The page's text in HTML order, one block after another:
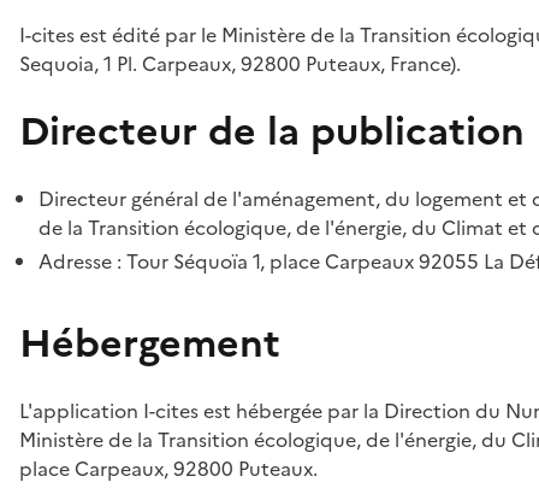
I-cites est édité par le Ministère de la Transition
Sequoia, 1 Pl. Carpeaux, 92800 Puteaux, France).
Directeur de la publication
Directeur général de l'aménagement, du logement
de la Transition écologique, de l'énergie, du Climat et
Adresse : Tour Séquoïa 1, place Carpeaux 92055 La
Hébergement
L'application I-cites est hébergée par la Direction du
Ministère de la Transition écologique, de l'énergie, du
place Carpeaux, 92800 Puteaux.